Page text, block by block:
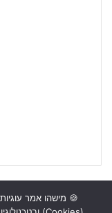
🍪 מישהו אמר